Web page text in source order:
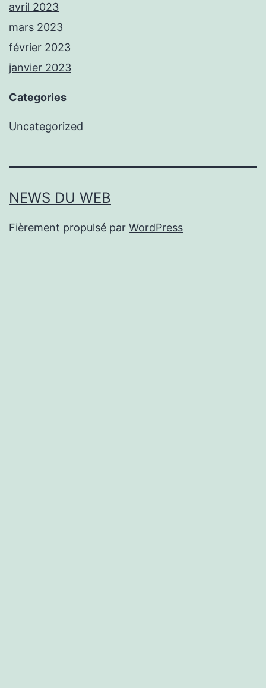
avril 2023
mars 2023
février 2023
janvier 2023
Categories
Uncategorized
NEWS DU WEB
Fièrement propulsé par WordPress